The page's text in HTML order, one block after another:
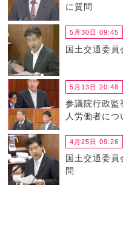
に質問
5月30日 09:45
国土交通委員
5月13日 20:48
参議院行政監
人労働者に
4月25日 09:26
国土交通委
問